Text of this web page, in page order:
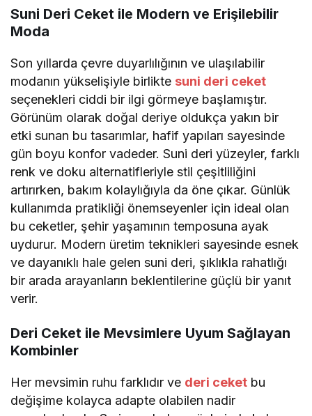
Suni Deri Ceket ile Modern ve Erişilebilir
Moda
Son yıllarda çevre duyarlılığının ve ulaşılabilir
modanın yükselişiyle birlikte suni deri ceket
seçenekleri ciddi bir ilgi görmeye başlamıştır.
Görünüm olarak doğal deriye oldukça yakın bir
etki sunan bu tasarımlar, hafif yapıları sayesinde
gün boyu konfor vadeder. Suni deri yüzeyler, farklı
renk ve doku alternatifleriyle stil çeşitliliğini
artırırken, bakım kolaylığıyla da öne çıkar. Günlük
kullanımda pratikliği önemseyenler için ideal olan
bu ceketler, şehir yaşamının temposuna ayak
uydurur. Modern üretim teknikleri sayesinde esnek
ve dayanıklı hale gelen suni deri, şıklıkla rahatlığı
bir arada arayanların beklentilerine güçlü bir yanıt
verir.
Deri Ceket ile Mevsimlere Uyum Sağlayan
Kombinler
Her mevsimin ruhu farklıdır ve deri ceket bu
değişime kolayca adapte olabilen nadir